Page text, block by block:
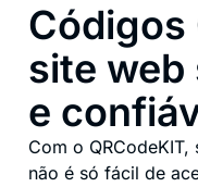
Códigos
site web
e
Com o
não é só fácil de